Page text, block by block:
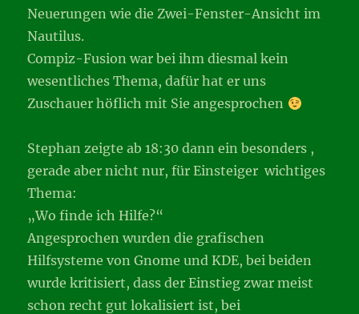
Neuerungen wie die Zwei-Fenster-Ansicht im
Nautilus.
Compiz-Fusion war bei ihm diesmal kein
wesentliches Thema, dafür hat er uns
Zuschauer höflich mit Sie angesprochen
Stephan zeigte ab 18:30 dann ein besonders ,
gerade aber nicht nur, für Einsteiger wichtiges
Thema:
„Wo finde ich Hilfe?“
Angesprochen wurden die grafischen
Hilfsysteme von Gnome und KDE, bei beiden
wurde kritisiert, dass der Einstieg zwar meist
schon recht gut lokalisiert ist, bei